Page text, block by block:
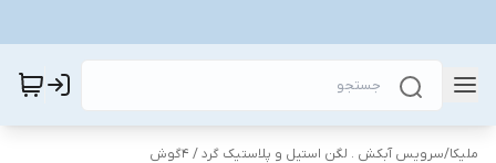
ملیکا/سرویس آبکش . لگن استیل و پلاستیک گرد / 4گوش